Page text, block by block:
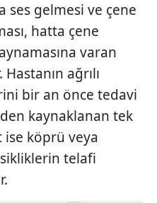
ses gelmesi ve çene
hatta çene
varan
ağrılı
bir an önce tedavi
kaynaklanan tek
ise köprü veya
telafi